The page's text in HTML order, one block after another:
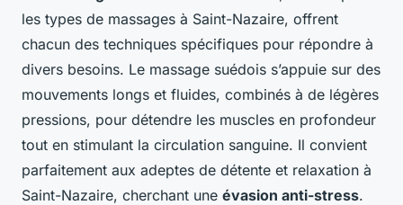
les types de massages à Saint-Nazaire, offrent
chacun des techniques spécifiques pour répondre à
divers besoins. Le massage suédois s’appuie sur des
mouvements longs et fluides, combinés à de légères
pressions, pour détendre les muscles en profondeur
tout en stimulant la circulation sanguine. Il convient
parfaitement aux adeptes de détente et relaxation à
Saint-Nazaire, cherchant une évasion anti-stress.